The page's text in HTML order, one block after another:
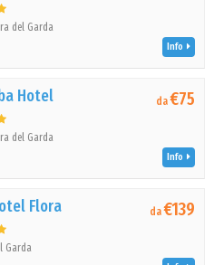
del Garda
Info
Hotel
del Garda
da€75
Info
Flora
Garda
da€139